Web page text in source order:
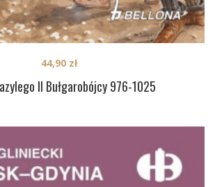
II Bułgarobójcy 976-1025
44,90 zł